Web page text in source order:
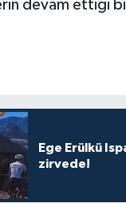
devam ettiği
Ege Erülkü
zirvede!